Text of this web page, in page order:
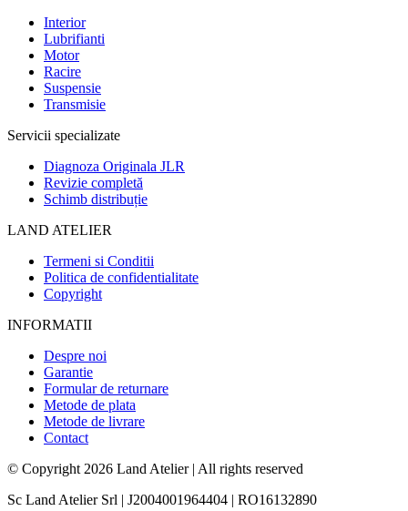
Interior
Lubrifianti
Motor
Racire
Suspensie
Transmisie
Servicii specializate
Diagnoza Originala JLR
Revizie completă
Schimb distribuție
LAND ATELIER
Termeni si Conditii
Politica de confidentialitate
Copyright
INFORMATII
Despre noi
Garantie
Formular de returnare
Metode de plata
Metode de livrare
Contact
© Copyright 2026 Land Atelier | All rights reserved
Sc Land Atelier Srl | J2004001964404 | RO16132890